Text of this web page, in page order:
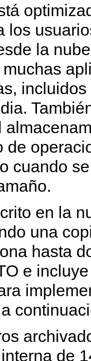
los
la
de
cuando
en la
una
hasta
e
de